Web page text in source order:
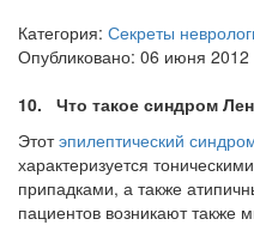
Местная анестезия
Категория: Секреты
Опубликовано: 06 июня 2012
10. Что такое синдром
Этотэпилептический
характеризует­ся
припадками, а также
пациентов возникают также